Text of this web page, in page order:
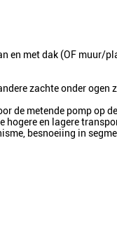
en met dak (OF muur/
zachte onder ogen
de metende pomp op
hogere en lagere
besnoeiing in